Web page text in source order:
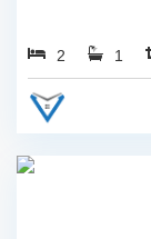
2
1